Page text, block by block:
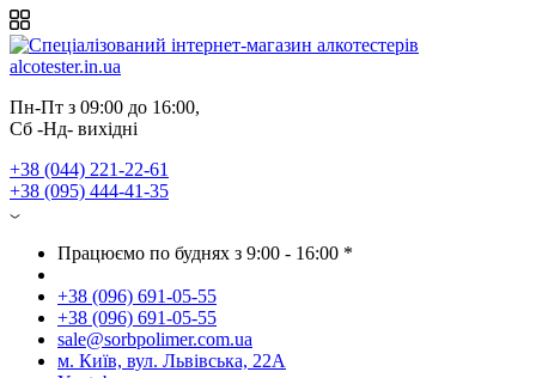
Пн-Пт з 09:00 до 16:00,
Сб -Нд- вихідні
+38 (044) 221-22-61
+38 (095) 444-41-35
Працюємо по буднях з 9:00 - 16:00 *
+38 (096) 691-05-55
+38 (096) 691-05-55
sale@sorbpolimer.com.ua
м. Київ, вул. Львівська, 22А